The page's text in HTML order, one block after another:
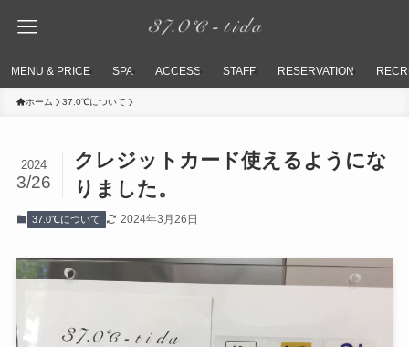
MENU & PRICE SPA ACCESS STAFF RESERVATION
ホーム 37.0℃について
クレジットカード使えるようにな
りました。
2024
3/26
37.0℃について 2024年3月26日